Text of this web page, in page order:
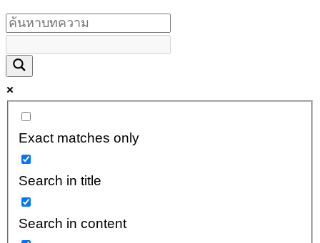
Exact matches only
Search in title
Search in content